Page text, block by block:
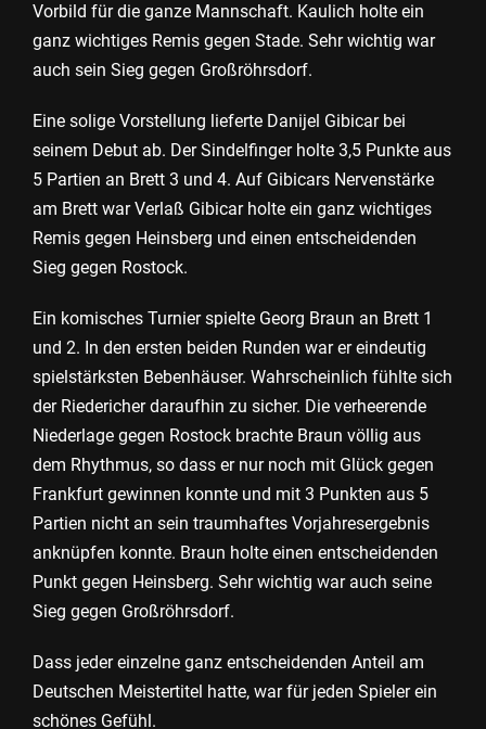
Vorbild für die ganze Mannschaft. Kaulich holte ein
ganz wichtiges Remis gegen Stade. Sehr wichtig war
auch sein Sieg gegen Großröhrsdorf.
Eine solige Vorstellung lieferte Danijel Gibicar bei
seinem Debut ab. Der Sindelfinger holte 3,5 Punkte aus
5 Partien an Brett 3 und 4. Auf Gibicars Nervenstärke
am Brett war Verlaß Gibicar holte ein ganz wichtiges
Remis gegen Heinsberg und einen entscheidenden
Sieg gegen Rostock.
Ein komisches Turnier spielte Georg Braun an Brett 1
und 2. In den ersten beiden Runden war er eindeutig
spielstärksten Bebenhäuser. Wahrscheinlich fühlte sich
der Riedericher daraufhin zu sicher. Die verheerende
Niederlage gegen Rostock brachte Braun völlig aus
dem Rhythmus, so dass er nur noch mit Glück gegen
Frankfurt gewinnen konnte und mit 3 Punkten aus 5
Partien nicht an sein traumhaftes Vorjahresergebnis
anknüpfen konnte. Braun holte einen entscheidenden
Punkt gegen Heinsberg. Sehr wichtig war auch seine
Sieg gegen Großröhrsdorf.
Dass jeder einzelne ganz entscheidenden Anteil am
Deutschen Meistertitel hatte, war für jeden Spieler ein
schönes Gefühl.